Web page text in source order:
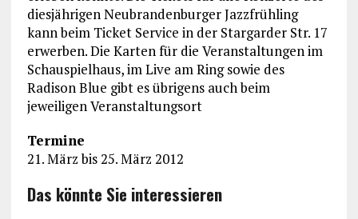
diesjährigen Neubrandenburger Jazzfrühling
kann beim Ticket Service in der Stargarder Str. 17
erwerben. Die Karten für die Veranstaltungen im
Schauspielhaus, im Live am Ring sowie des
Radison Blue gibt es übrigens auch beim
jeweiligen Veranstaltungsort
Termine
21. März bis 25. März 2012
Das könnte Sie interessieren